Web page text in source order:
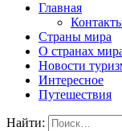
Туристические
Главная
Страны мира
О странах
Новости
Интересное
Путешествия
Найти: